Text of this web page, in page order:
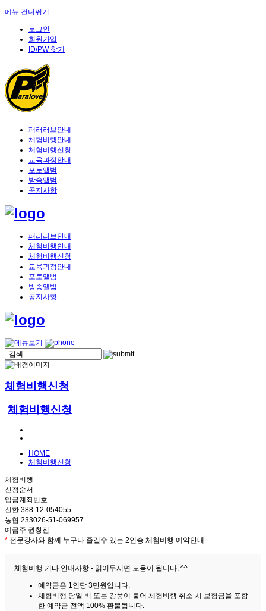
메뉴 건너뛰기
로그인
회원가입
ID/PW 찾기
패러러브안내
체험비행안내
체험비행신청
교육과정안내
포토앨범
방송앨범
공지사항
패러러브안내
체험비행안내
체험비행신청
교육과정안내
포토앨범
방송앨범
공지사항
체험비행신청
체험비행신청
HOME
체험비행신청
체험비행
신청순서
입금계좌번호
신한 388-12-054055
농협 233026-51-069957
예금주 권창진
* 전문강사와 함께 누구나 즐길수 있는 2인승 체험비행 예약안내
체험비행 기타 안내사항 - 읽어두시면 도움이 됩니다. ^^
예약금은 1인당 3만원입니다.
체험비행 당일 비 또는 강풍이 불어 체험비행 취소 시 보험금을 포함
한 예약금 전액 100% 환불됩니다.